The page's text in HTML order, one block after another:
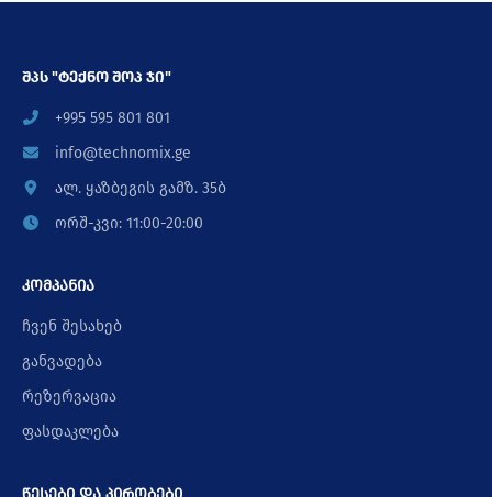
შპს "ტექნო შოპ ჯი"
+995 595 801 801
info@technomix.ge
ალ. ყაზბეგის გამზ. 35ბ
ორშ-კვი: 11:00-20:00
კომპანია
ჩვენ შესახებ
განვადება
რეზერვაცია
ფასდაკლება